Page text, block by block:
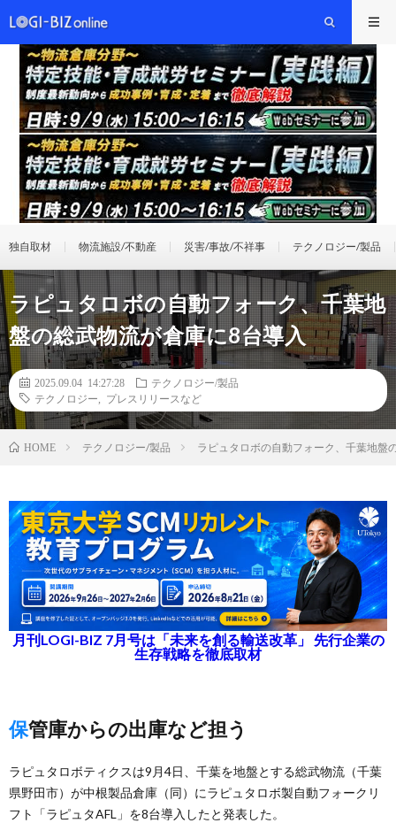
独自取材 物流施設/不動産 災害/事故/不祥事 テクノロジー/製品
ラピュタロボの自動フォーク、千葉地
盤の総武物流が倉庫に8台導入
2025.09.04 14:27:28
テクノロジー/製品
テクノロジー
プレスリリースなど
HOME テクノロジー/製品 ラピュタロボの自動フォーク、千葉地盤
月刊LOGI-BIZ 7月号は「未来を創る輸送改革」 先行企業の
生存戦略を徹底取材
保管庫からの出庫など担う
ラピュタロボティクスは9月4日、千葉を地盤とする総武物流（千葉
県野田市）が中根製品倉庫（同）にラピュタロボ製自動フォークリ
フト「ラピュタAFL」を8台導入したと発表した。